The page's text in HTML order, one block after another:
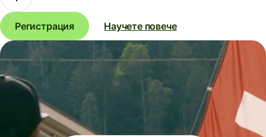
Регистрация Научете повече